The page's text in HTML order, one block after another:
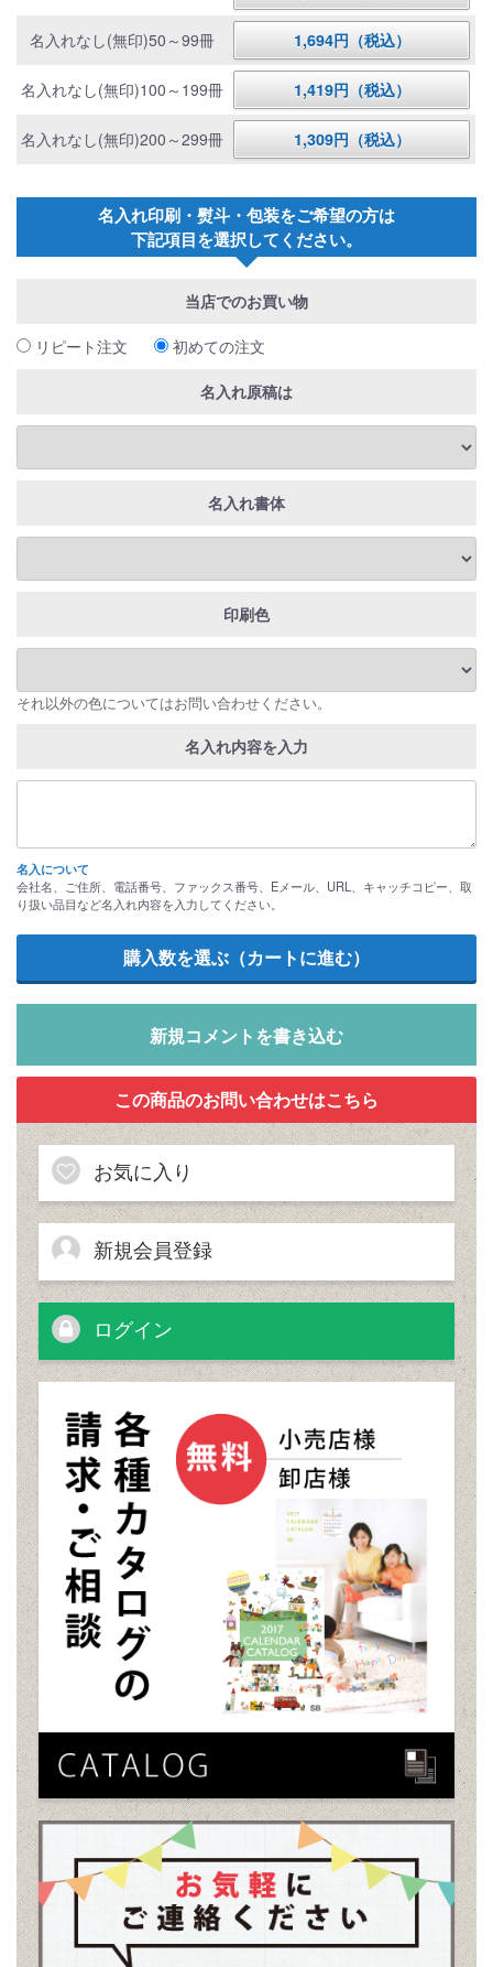
名入れなし(無印)50～99冊 1,694円（税込）
名入れなし(無印)100～199冊 1,419円（税込）
名入れなし(無印)200～299冊 1,309円（税込）
名入れ印刷・熨斗・包装をご希望の方は
下記項目を選択してください。
当店でのお買い物
リピート注文 初めての注文
名入れ原稿は
名入れ書体
印刷色
それ以外の色についてはお問い合わせください。
名入れ内容を入力
名入について
会社名、ご住所、電話番号、ファックス番号、Eメール、URL、キャッチコピー、取
り扱い品目など名入れ内容を入力してください。
新規コメントを書き込む
お気に入り
新規会員登録
ログイン